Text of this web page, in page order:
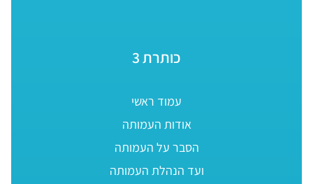
כותרת 3
עמוד ראשי
אודות העמותה
הסבר על העמותה
ועד הנהלת העמותה